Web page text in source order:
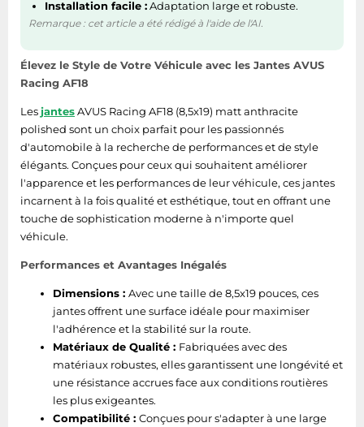
Tondeuses cheveux & barbe
Téléphonie
Téléviseurs
Télévision & vidéo
Électroménager
Installation facile :Adaptation large et robuste.
Remarque : cet article a été rédigé à l'aide de l'AI.
Élevez le Style de Votre Véhicule avec les Jantes AVUS
Racing AF18
LesjantesAVUS Racing AF18 (8,5x19) matt anthracite
polished sont un choix parfait pour les passionnés
d'automobile à la recherche de performances et de style
élégants. Conçues pour ceux qui souhaitent améliorer
l'apparence et les performances de leur véhicule, ces jantes
incarnent à la fois qualité et esthétique, tout en offrant une
touche de sophistication moderne à n'importe quel
véhicule.
Performances et Avantages Inégalés
Dimensions : Avec une taille de 8,5x19 pouces, ces
jantes offrent une surface idéale pour maximiser
l'adhérence et la stabilité sur la route.
Matériaux de Qualité : Fabriquées avec des
matériaux robustes, elles garantissent une longévité et
une résistance accrues face aux conditions routières
les plus exigeantes.
Compatibilité : Conçues pour s'adapter à une large